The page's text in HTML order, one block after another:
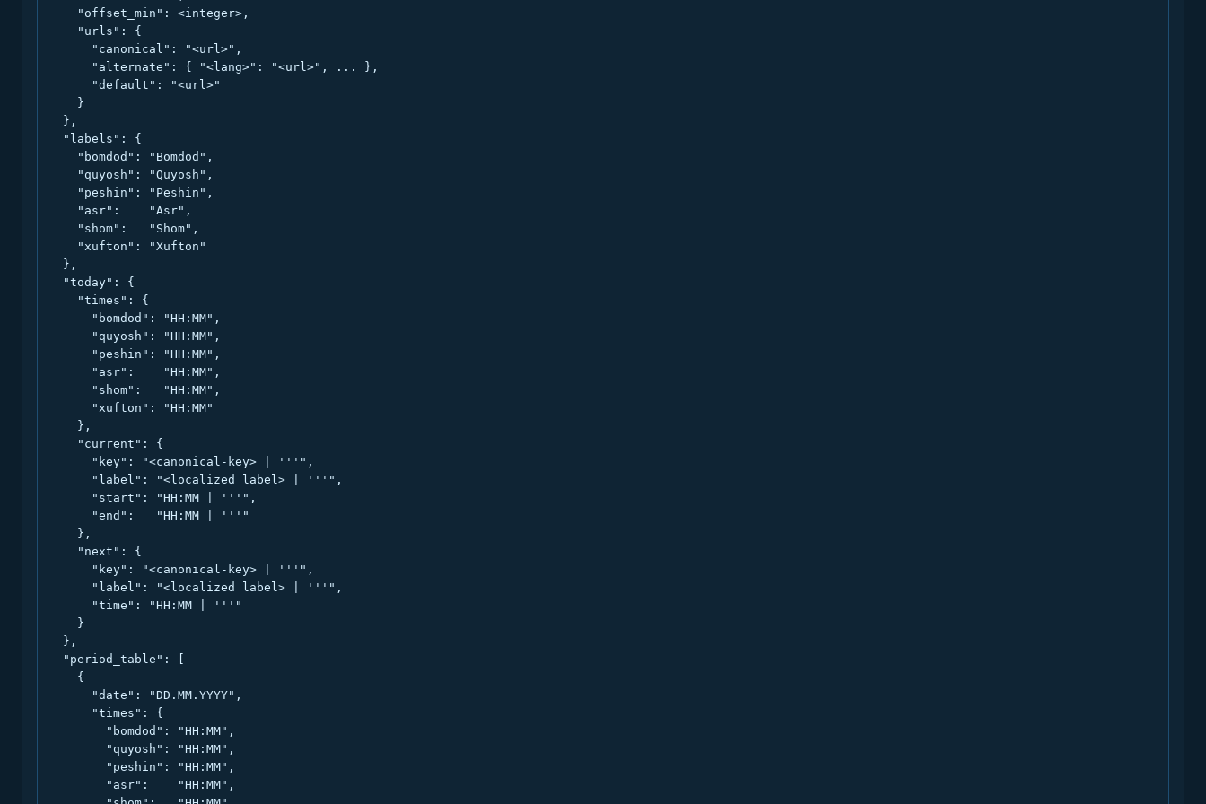
    "offset_min": <integer>,
    "urls": {
      "canonical": "<url>",
      "alternate": { "<lang>": "<url>", ... },
      "default": "<url>"
    }
  },
  "labels": {
    "bomdod": "Bomdod",
    "quyosh": "Quyosh",
    "peshin": "Peshin",
    "asr":    "Asr",
    "shom":   "Shom",
    "xufton": "Xufton"
  },
  "today": {
    "times": {
      "bomdod": "HH:MM",
      "quyosh": "HH:MM",
      "peshin": "HH:MM",
      "asr":    "HH:MM",
      "shom":   "HH:MM",
      "xufton": "HH:MM"
    },
    "current": {
      "key": "<canonical-key> | '''",
      "label": "<localized label> | '''",
      "start": "HH:MM | '''",
      "end":   "HH:MM | '''"
    },
    "next": {
      "key": "<canonical-key> | '''",
      "label": "<localized label> | '''",
      "time": "HH:MM | '''"
    }
  },
  "period_table": [
    {
      "date": "DD.MM.YYYY",
      "times": {
        "bomdod": "HH:MM",
        "quyosh": "HH:MM",
        "peshin": "HH:MM",
        "asr":    "HH:MM",